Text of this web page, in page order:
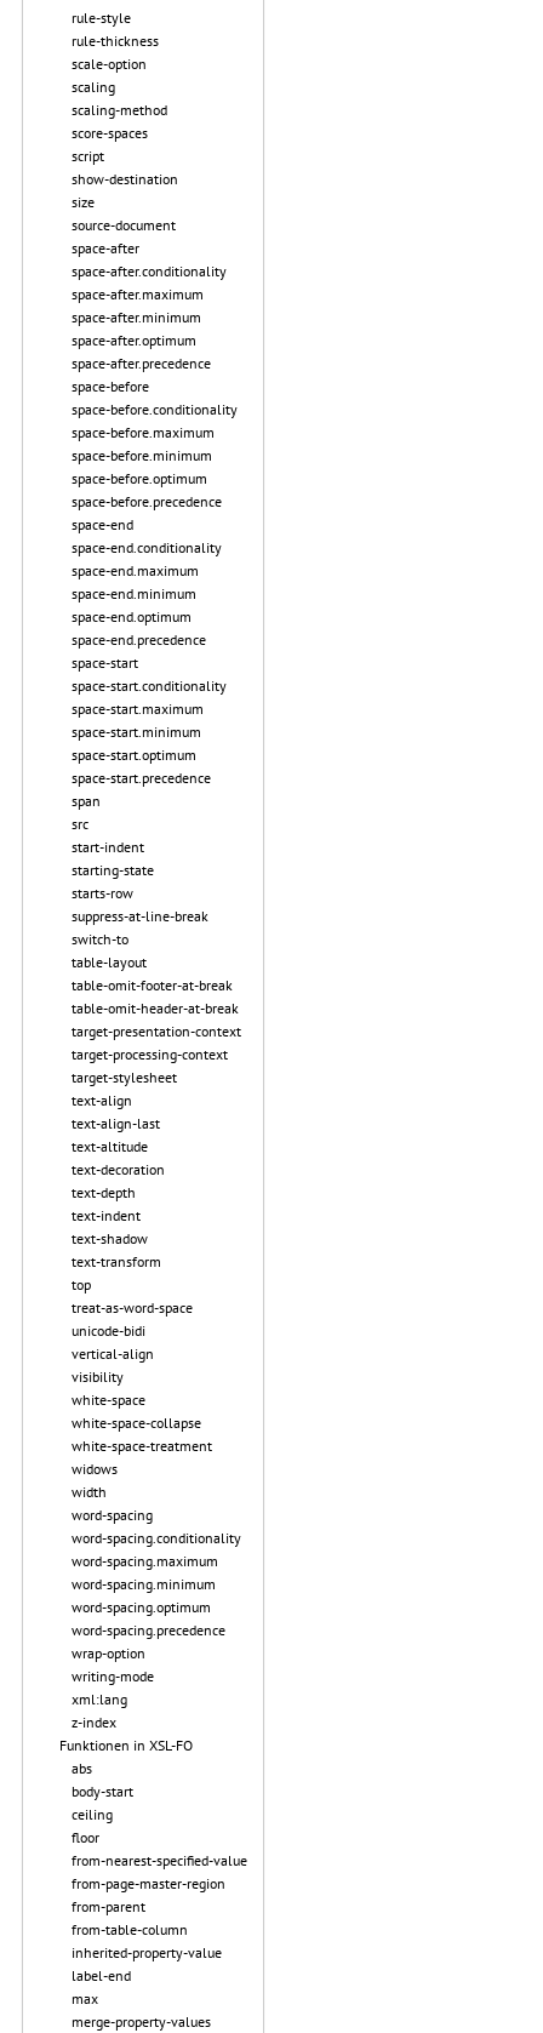
rule-style
rule-thickness
scale-option
scaling
scaling-method
score-spaces
script
show-destination
size
source-document
space-after
space-after.conditionality
space-after.maximum
space-after.minimum
space-after.optimum
space-after.precedence
space-before
space-before.conditionality
space-before.maximum
space-before.minimum
space-before.optimum
space-before.precedence
space-end
space-end.conditionality
space-end.maximum
space-end.minimum
space-end.optimum
space-end.precedence
space-start
space-start.conditionality
space-start.maximum
space-start.minimum
space-start.optimum
space-start.precedence
span
src
start-indent
starting-state
starts-row
suppress-at-line-break
switch-to
table-layout
table-omit-footer-at-break
table-omit-header-at-break
target-presentation-context
target-processing-context
target-stylesheet
text-align
text-align-last
text-altitude
text-decoration
text-depth
text-indent
text-shadow
text-transform
top
treat-as-word-space
unicode-bidi
vertical-align
visibility
white-space
white-space-collapse
white-space-treatment
widows
width
word-spacing
word-spacing.conditionality
word-spacing.maximum
word-spacing.minimum
word-spacing.optimum
word-spacing.precedence
wrap-option
writing-mode
xml:lang
z-index
Funktionen in XSL-FO
abs
body-start
ceiling
floor
from-nearest-specified-value
from-page-master-region
from-parent
from-table-column
inherited-property-value
label-end
max
merge-property-values